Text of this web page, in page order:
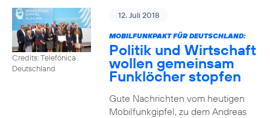
Credits: Telefónica
Deutschland
12. Juli 2018
MOBILFUNKPAKT FÜR DEUTSCHLAND:
Politik und Wirtschaft
wollen gemeinsam
Funklöcher stopfen
Gute Nachrichten vom heutigen
Mobilfunkgipfel, zu dem Andreas